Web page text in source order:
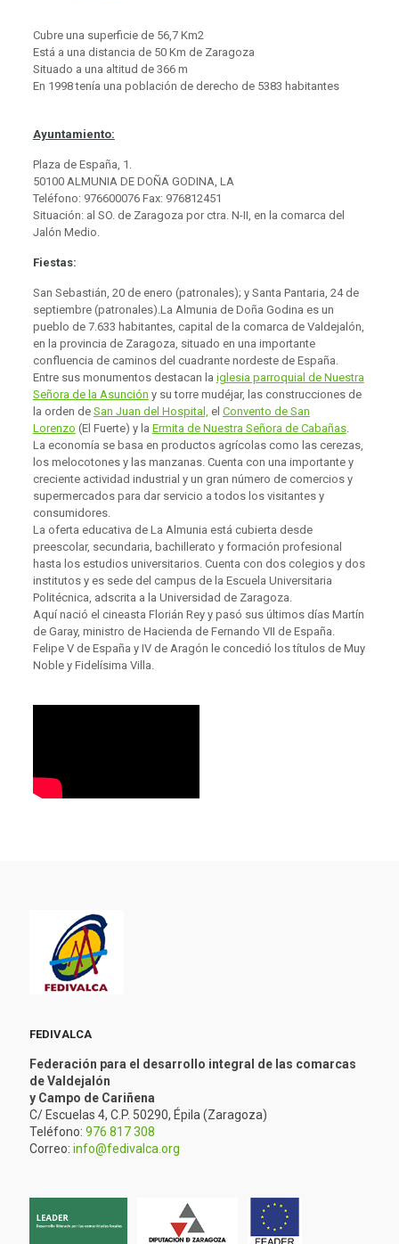
Cubre una superficie de 56,7 Km2
Está a una distancia de 50 Km de Zaragoza
Situado a una altitud de 366 m
En 1998 tenía una población de derecho de 5383 habitantes
Ayuntamiento:
Plaza de España, 1.
50100 ALMUNIA DE DOÑA GODINA, LA
Teléfono: 976600076 Fax: 976812451
Situación: al SO. de Zaragoza por ctra. N-II, en la comarca del
Jalón Medio.
Fiestas:
San Sebastián, 20 de enero (patronales); y Santa Pantaria, 24 de
septiembre (patronales).La Almunia de Doña Godina es un
pueblo de 7.633 habitantes, capital de la comarca de Valdejalón,
en la provincia de Zaragoza, situado en una importante
confluencia de caminos del cuadrante nordeste de España.
Entre sus monumentos destacan la iglesia parroquial de Nuestra
Señora de la Asunción y su torre mudéjar, las construcciones de
la orden de San Juan del Hospital, el Convento de San
Lorenzo (El Fuerte) y la Ermita de Nuestra Señora de Cabañas.
La economía se basa en productos agrícolas como las cerezas,
los melocotones y las manzanas. Cuenta con una importante y
creciente actividad industrial y un gran número de comercios y
supermercados para dar servicio a todos los visitantes y
consumidores.
La oferta educativa de La Almunia está cubierta desde
preescolar, secundaria, bachillerato y formación profesional
hasta los estudios universitarios. Cuenta con dos colegios y dos
institutos y es sede del campus de la Escuela Universitaria
Politécnica, adscrita a la Universidad de Zaragoza.
Aquí nació el cineasta Florián Rey y pasó sus últimos días Martín
de Garay, ministro de Hacienda de Fernando VII de España.
Felipe V de España y IV de Aragón le concedió los títulos de Muy
Noble y Fidelísima Villa.
FEDIVALCA
Federación para el desarrollo integral de las comarcas
de Valdejalón
y Campo de Cariñena
C/ Escuelas 4, C.P. 50290, Épila (Zaragoza)
Teléfono: 976 817 308
Correo: info@fedivalca.org